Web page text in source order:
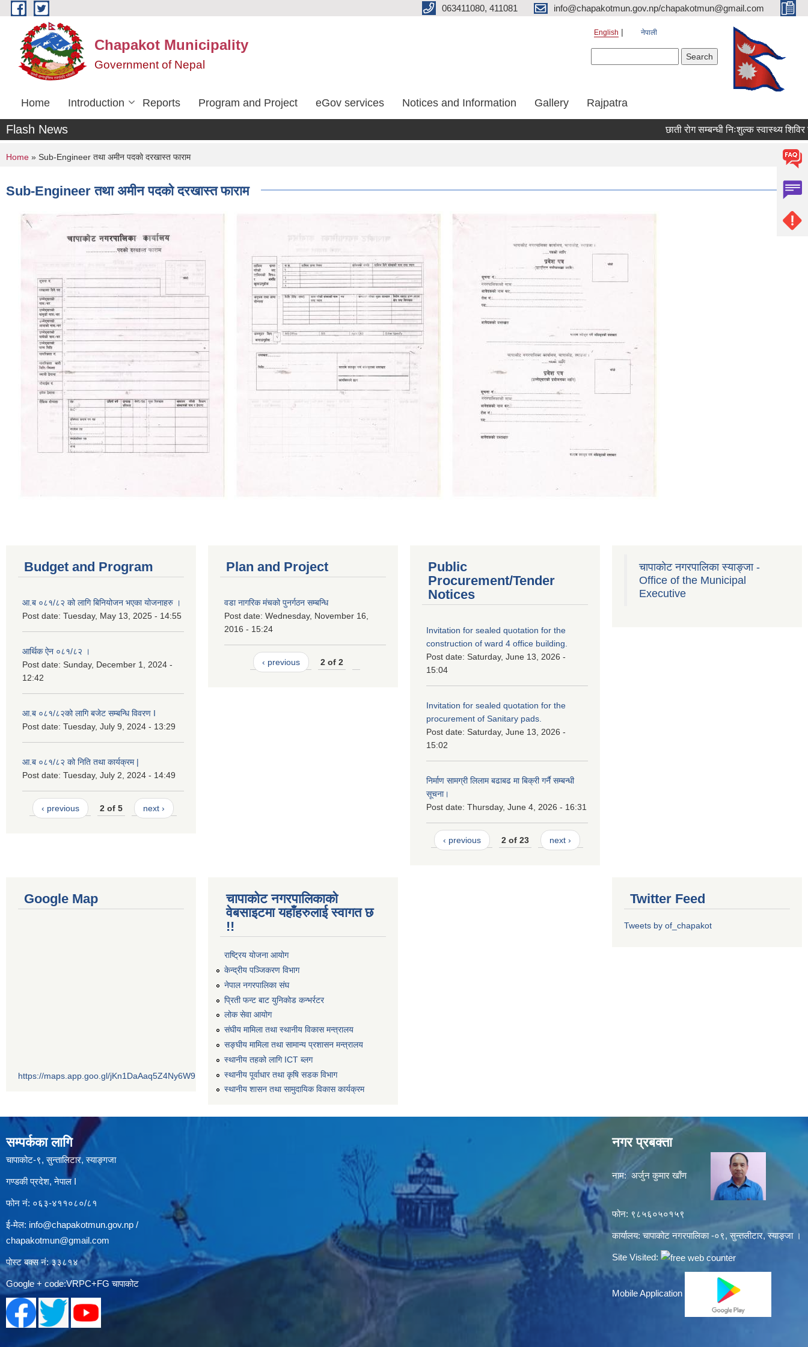
Skip to main content 063411080, 411081 info@chapakotmun.gov.np/chapakotmun@gmail.com
Chapakot Municipality
Government of Nepal
English नेपाली
Home Introduction Reports Program and Project eGov services Notices and Information Gallery Rajpatra
Flash News छाती रोग सम्बन्धी निःशुल्क स्वास्थ्य शिविर
You are here
Home » Sub-Engineer तथा अमीन पदको दरखास्त फाराम
Sub-Engineer तथा अमीन पदको दरखास्त फाराम
Budget and Program
आ.ब ०८१/८२ को लागि बिनियोजन भएका योजनाहरु ।
Post date: Tuesday, May 13, 2025 - 14:55
आर्थिक ऐन ०८१/८२ ।
Post date: Sunday, December 1, 2024 -
12:42
आ.ब ०८१/८२को लागि बजेट सम्बन्धि विवरण I
Post date: Tuesday, July 9, 2024 - 13:29
आ.ब ०८१/८२ को निति तथा कार्यक्रम |
Post date: Tuesday, July 2, 2024 - 14:49
‹ previous 2 of 5 next ›
Plan and Project
वडा नागरिक मंचको पुनर्गठन सम्बन्धि
Post date: Wednesday, November 16,
2016 - 15:24
‹ previous 2 of 2
Public
Procurement/Tender
Notices
Invitation for sealed quotation for the
construction of ward 4 office building.
Post date: Saturday, June 13, 2026 -
15:04
Invitation for sealed quotation for the
procurement of Sanitary pads.
Post date: Saturday, June 13, 2026 -
15:02
निर्माण सामग्री लिलाम बढाबढ मा बिक्री गर्नै सम्बन्धी
सूचना।
Post date: Thursday, June 4, 2026 - 16:31
‹ previous 2 of 23 next ›
चापाकोट नगरपालिका स्याङ्जा -
Office of the Municipal
Executive
Google Map
https://maps.app.goo.gl/jKn1DaAaq5Z4Ny6W9
चापाकोट नगरपालिकाको
वेबसाइटमा यहाँहरुलाई स्वागत छ
!!
राष्ट्रिय योजना आयोग
केन्द्रीय पञ्जिकरण विभाग
नेपाल नगरपालिका संघ
प्रिती फन्ट बाट युनिकोड कन्भर्रटर
लोक सेवा आयोग
संघीय मामिला तथा स्थानीय विकास मन्त्रालय
सङ्घीय मामिला तथा सामान्य प्रशासन मन्त्रालय
स्थानीय तहको लागि ICT ब्लग
स्थानीय पूर्वाधार तथा कृषि सडक विभाग
स्थानीय शासन तथा सामुदायिक विकास कार्यक्रम
Twitter Feed
Tweets by of_chapakot
सम्पर्कका लागि
चापाकोट-९, सुन्तालिटार, स्याङ्गजा
गण्डकी प्रदेश, नेपाल I
फोन नं: ०६३-४११०८०/८१
ई-मेल: info@chapakotmun.gov.np /
chapakotmun@gmail.com
पोस्ट बक्स नं: ३३८१४
Google + code:VRPC+FG चापाकोट
नगर प्रबक्ता
नाम: अर्जुन कुमार खाँण
फोन: ९८५६०५०१५९
कार्यालय: चापाकोट नगरपालिका -०९, सुन्तलीटार, स्याङ्जा ।
Site Visited:
Mobile Application